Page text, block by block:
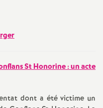
d
e
St Honorine : un acte
dont a été victime un